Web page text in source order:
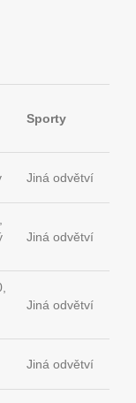
Sporty
Jiná odvětví
Jiná odvětví
Jiná odvětví
Jiná odvětví